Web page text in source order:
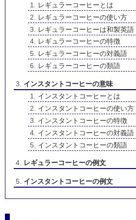
レギュラーコーヒーとは
レギュラーコーヒーの使い方
レギュラーコーヒーは和製英語
レギュラーコーヒーの特徴
レギュラーコーヒーの対義語
レギュラーコーヒーの類語
インスタントコーヒーの意味
インスタントコーヒーとは
インスタントコーヒーの使い方
インスタントコーヒーの特徴
インスタントコーヒーの対義語
インスタントコーヒーの類語
レギュラーコーヒーの例文
インスタントコーヒーの例文